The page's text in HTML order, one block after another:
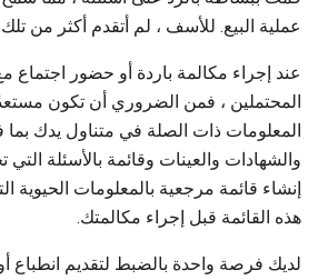
عملية البيع. للأسف ، لم أتقدم أكثر من تلك
عند إجراء مكالمة باردة أو حضور اجتماع
المحتملين ، فمن الضروري أن تكون
المعلومات ذات الصلة في متناول يدك بما
والشهادات والعينات وقائمة بالأسئلة
إنشاء قائمة مرجعية بالمعلومات الحيوية
هذه القائمة قبل إجراء مكالمتك.
لديك فرصة واحدة بالضبط لتقديم انطباع